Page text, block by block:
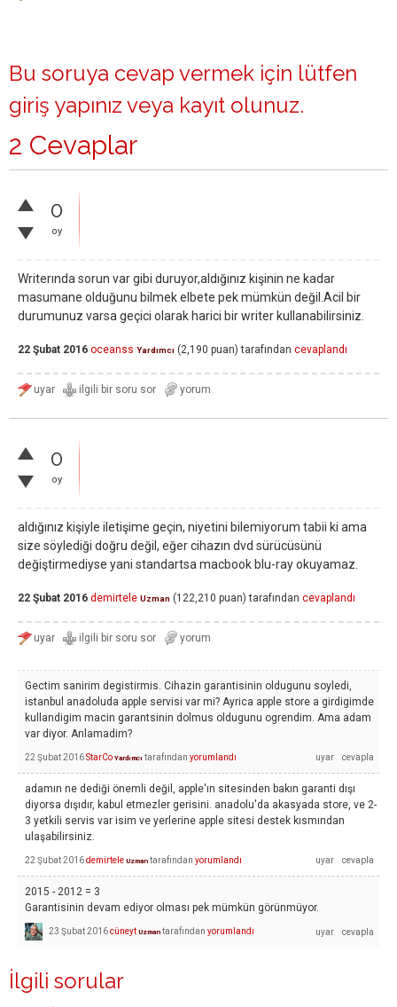
Bu soruya cevap vermek için lütfen
giriş yapınız veya kayıt olunuz.
2 Cevaplar
0
oy
Writerında sorun var gibi duruyor,aldığınız kişinin ne kadar
masumane olduğunu bilmek elbete pek mümkün değil.Acil bir
durumunuz varsa geçici olarak harici bir writer kullanabilirsiniz.
22 Şubat 2016 oceanss Yardımcı (2,190 puan) tarafından cevaplandı
0
oy
aldığınız kişiyle iletişime geçin, niyetini bilemiyorum tabii ki ama
size söylediği doğru değil, eğer cihazın dvd sürücüsünü
değiştirmediyse yani standartsa macbook blu-ray okuyamaz.
22 Şubat 2016 demirtele Uzman (122,210 puan) tarafından cevaplandı
Gectim sanirim degistirmis. Cihazin garantisinin oldugunu soyledi,
istanbul anadoluda apple servisi var mi? Ayrica apple store a girdigimde
kullandigim macin garantsinin dolmus oldugunu ogrendim. Ama adam
var diyor. Anlamadim?
22 Şubat 2016StarCo Yardımcı tarafından yorumlandı
adamın ne dediği önemli değil, apple'ın sitesinden bakın garanti dışı
diyorsa dışıdır, kabul etmezler gerisini. anadolu'da akasyada store, ve 2-
3 yetkili servis var isim ve yerlerine apple sitesi destek kısmından
ulaşabilirsiniz.
22 Şubat 2016demirtele Uzman tarafından yorumlandı
2015 - 2012 = 3
Garantisinin devam ediyor olması pek mümkün görünmüyor.
23 Şubat 2016cüneyt Uzman tarafından yorumlandı
İlgili sorular